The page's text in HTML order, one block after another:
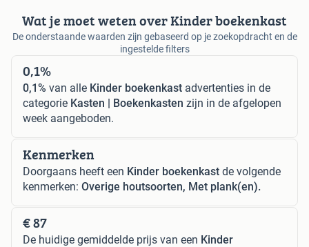
Wat je moet weten over Kinder boekenkast
De onderstaande waarden zijn gebaseerd op je zoekopdracht en de
ingestelde filters
0,1%
0,1% van alle Kinder boekenkast advertenties in de
categorie Kasten | Boekenkasten zijn in de afgelopen
week aangeboden.
Kenmerken
Doorgaans heeft een Kinder boekenkast de volgende
kenmerken: Overige houtsoorten, Met plank(en).
€ 87
De huidige gemiddelde prijs van een Kinder